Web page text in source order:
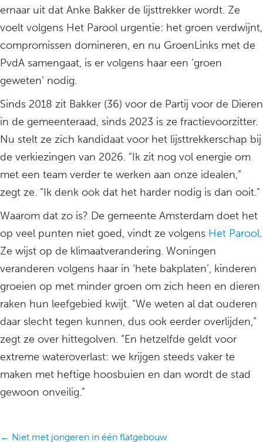
ernaar uit dat Anke Bakker de lijsttrekker wordt. Ze
voelt volgens Het Parool urgentie: het groen verdwijnt,
compromissen domineren, en nu GroenLinks met de
PvdA samengaat, is er volgens haar een ‘groen
geweten’ nodig.
Sinds 2018 zit Bakker (36) voor de Partij voor de Dieren
in de gemeenteraad, sinds 2023 is ze fractievoorzitter.
Nu stelt ze zich kandidaat voor het lijsttrekkerschap bij
de verkiezingen van 2026. “Ik zit nog vol energie om
met een team verder te werken aan onze idealen,”
zegt ze. “Ik denk ook dat het harder nodig is dan ooit.”
Waarom dat zo is? De gemeente Amsterdam doet het
op veel punten niet goed, vindt ze volgens Het Parool.
Ze wijst op de klimaatverandering. Woningen
veranderen volgens haar in ‘hete bakplaten’, kinderen
groeien op met minder groen om zich heen en dieren
raken hun leefgebied kwijt. “We weten al dat ouderen
daar slecht tegen kunnen, dus ook eerder overlijden,”
zegt ze over hittegolven. “En hetzelfde geldt voor
extreme wateroverlast: we krijgen steeds vaker te
maken met heftige hoosbuien en dan wordt de stad
gewoon onveilig.”
← Niet met jongeren in één flatgebouw